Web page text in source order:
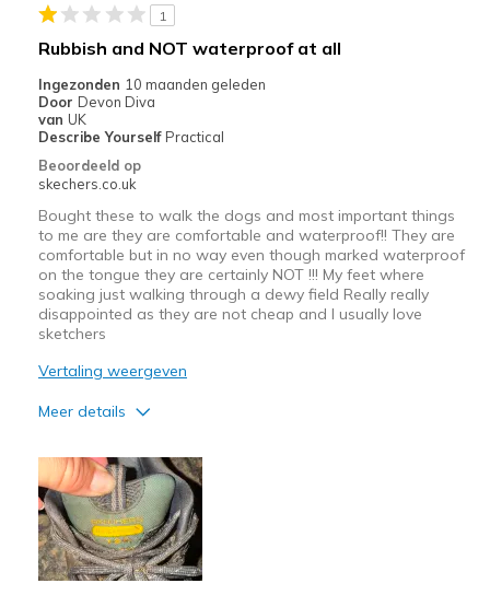
Sizing
Feels half size too small
View On Shoes
Shoes are for Wearing
1
Rubbish and NOT waterproof at all
Ingezonden 10 maanden geleden
Door Devon Diva
van UK
Describe Yourself Practical
Beoordeeld op
skechers.co.uk
Bought these to walk the dogs and most important things
to me are they are comfortable and waterproof!! They are
comfortable but in no way even though marked waterproof
on the tongue they are certainly NOT !!! My feet where
soaking just walking through a dewy field Really really
disappointed as they are not cheap and I usually love
sketchers
Vertaling weergeven
Meer details
Comfortable
Minpunten
Not waterproof at all